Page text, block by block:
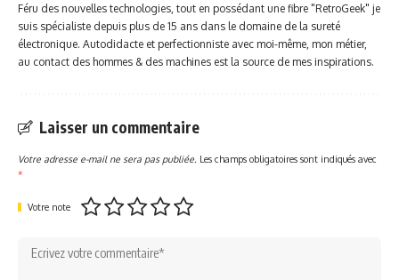
Féru des nouvelles technologies, tout en possédant une fibre "RetroGeek" je
suis spécialiste depuis plus de 15 ans dans le domaine de la sureté
électronique. Autodidacte et perfectionniste avec moi-même, mon métier,
au contact des hommes & des machines est la source de mes inspirations.
Laisser un commentaire
Votre adresse e-mail ne sera pas publiée. Les champs obligatoires sont indiqués avec
*
Votre note